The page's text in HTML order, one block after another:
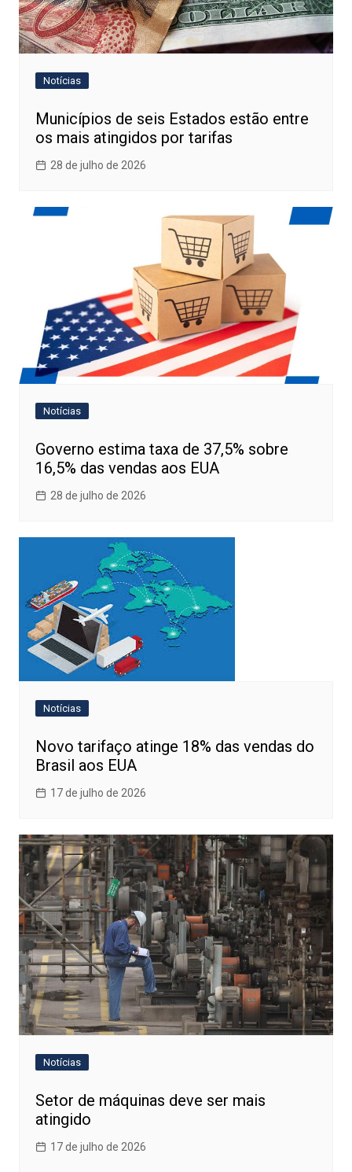
Notícias
Municípios de seis Estados estão entre
os mais atingidos por tarifas
28 de julho de 2026
Notícias
Governo estima taxa de 37,5% sobre
16,5% das vendas aos EUA
28 de julho de 2026
Notícias
Novo tarifaço atinge 18% das vendas do
Brasil aos EUA
17 de julho de 2026
Notícias
Setor de máquinas deve ser mais
atingido
17 de julho de 2026